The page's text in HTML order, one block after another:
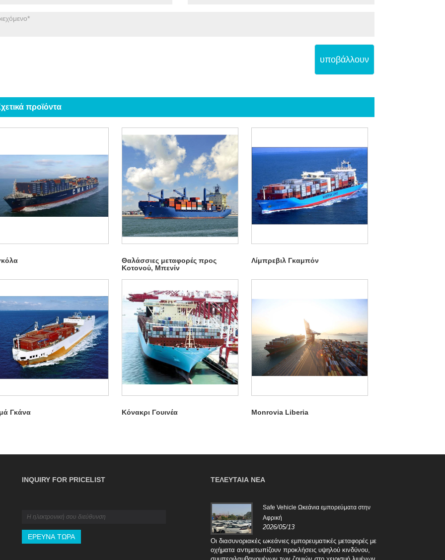
υποβάλλουν
προϊόντα
Θαλάσσιες μεταφορές προς
Κοτονού, Μπενίν
Λίμπρεβιλ Γκαμπόν
Γκάνα Κόνακρι Γουινέα Monrovia Liberia
INQUIRY FOR PRICELIST ΤΕΛΕΥΤΑΊΑ ΝΈΑ
φορτίου: Κάλυψη, πολιτικές και αξιώσεις
Προστατέψτε την αλυσίδα εφοδιασμού σας B2B από
Safe Vehicle Ωκεάνια εμπορεύματα στην
Αφρική
2026/05/13
Οι διασυνοριακές ωκεάνιες εμπορευματικές μεταφορές με
οχήματα αντιμετωπίζουν προκλήσεις υψηλού κινδύνου,